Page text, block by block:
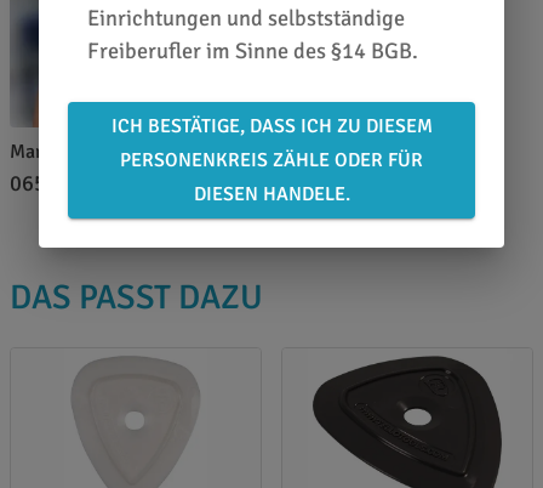
Marina Brand
0651 46 27 79 80
DAS PASST DAZU
Einrichtungen und selbstständige
Freiberufler im Sinne des §14 BGB.
ICH BESTÄTIGE, DASS ICH ZU DIESEM
PERSONENKREIS ZÄHLE ODER FÜR
DIESEN HANDELE.